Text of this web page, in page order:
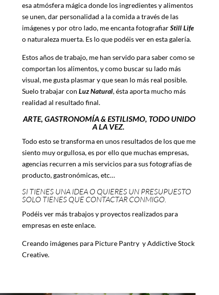
esa atmósfera mágica donde los ingredientes y alimentos
se unen, dar personalidad a la comida a través de las
imágenes y por otro lado, me encanta fotografiarStill Life
o naturaleza muerta. Es lo que podéis ver en esta galería.
Estos años de trabajo, me han servido para saber como se
comportan los alimentos, y como buscar su lado más
visual, me gusta plasmar y que sean lo más real posible.
Suelo trabajar con Luz Natural, ésta aporta mucho más
realidad al resultado final.
ARTE, GASTRONOMÍA & ESTILISMO, TODO UNIDO
A LA VEZ.
Todo esto se transforma en unos resultados de los que me
siento muy orgullosa, es por ello que muchas empresas,
agencias recurren a mis servicios para sus fotografías de
producto, gastronómicas, etc…
SI TIENES UNA IDEA O QUIERES UN PRESUPUESTO
SOLO TIENES QUE CONTACTAR CONMIGO.
Podéis ver más trabajos y proyectos realizados para
empresas en este enlace.
Creando imágenes para Picture PantryyAddictive Stock
Creative.